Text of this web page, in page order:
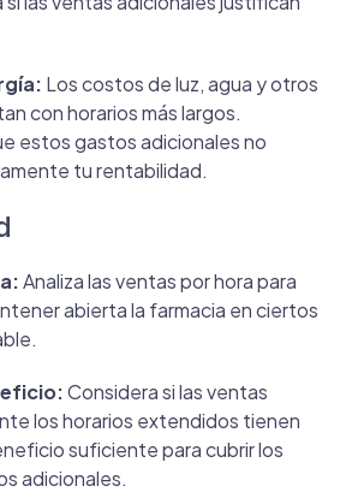
Los costos de luz, agua y otros
con horarios más largos.
estos gastos adicionales no
tu rentabilidad.
Analiza las ventas por hora para
abierta la farmacia en ciertos
Considera si las ventas
los horarios extendidos tienen
suficiente para cubrir los
adicionales.